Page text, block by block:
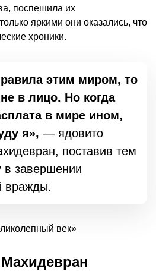
поспешила их
яркими они оказались, что
хроники.
этим миром, то
в лицо. Но когда
в мире ином,
я», — ядовито
поставив тем
в завершении
вражды.